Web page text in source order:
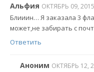
Альфия ОКТЯБРЬ 09, 2015
Блииин… Я заказала 3
может,не забирать с
Ответить
Аноним ОКТЯБРЬ 12,